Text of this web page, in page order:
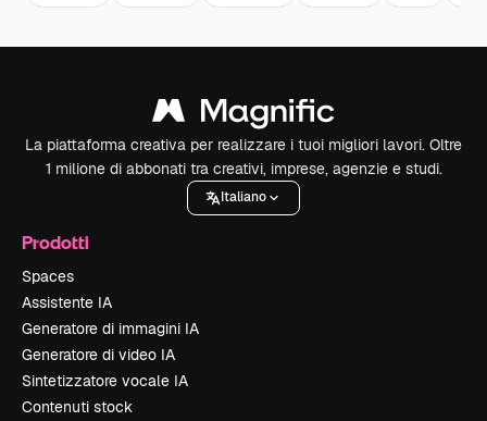
La piattaforma creativa per realizzare i tuoi migliori lavori. Oltre
1 milione di abbonati tra creativi, imprese, agenzie e studi.
Italiano
Prodotti
Spaces
Assistente IA
Generatore di immagini IA
Generatore di video IA
Sintetizzatore vocale IA
Contenuti stock